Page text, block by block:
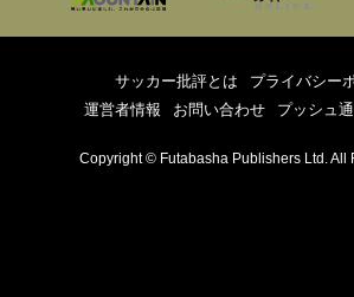
サッカー批評とは
プライバシー
運営者情報
お問い合わせ プッシュ
Copyright © Futabasha Publishers Ltd. All